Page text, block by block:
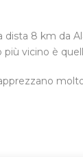
dista 8 km da
più vicino è